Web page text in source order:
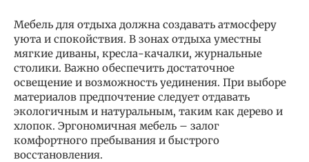
Мебель для отдыха должна создавать атмосферу
уюта и спокойствия. В зонах отдыха уместны
мягкие диваны, кресла-качалки, журнальные
столики. Важно обеспечить достаточное
освещение и возможность уединения. При выборе
материалов предпочтение следует отдавать
экологичным и натуральным, таким как дерево и
хлопок. Эргономичная мебель – залог
комфортного пребывания и быстрого
восстановления.